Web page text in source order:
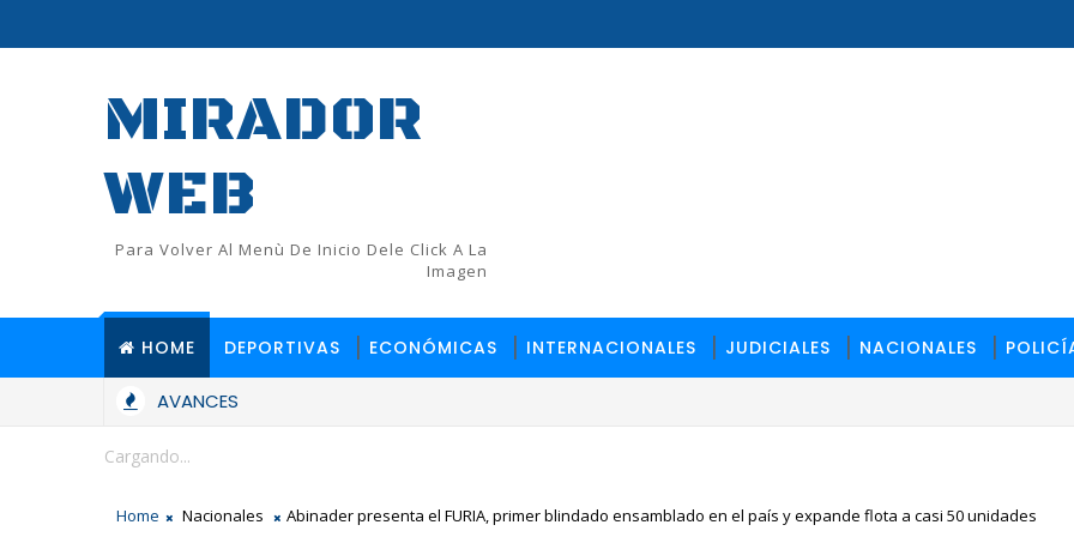
MIRADOR
WEB
Para Volver Al Menù De Inicio Dele Click A La
Imagen
HOME DEPORTIVAS ECONÓMICAS INTERNACIONALES JUDICIALES NACIONALES
AVANCES
Cargando...
Home Nacionales Abinader presenta el FURIA, primer blindado ensamblado en el país y expande flota a casi 50 unidades